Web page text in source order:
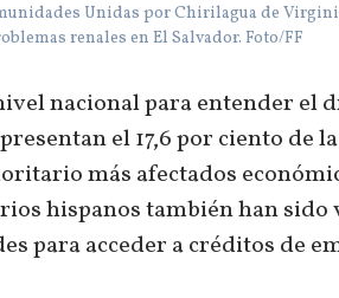
Unidas por Chirilagua de
renales en El Salvador. Foto/FF
nacional para entender el
el 17,6 por ciento de
más afectados
hispanos también han
para acceder a créditos de